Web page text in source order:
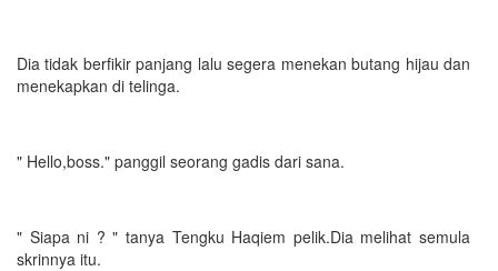
Dia tidak berfikir panjang lalu segera menekan butang hijau dan
menekapkan di telinga.
" Hello,boss." panggil seorang gadis dari sana.
" Siapa ni ? " tanya Tengku Haqiem pelik.Dia melihat semula
skrinnya itu.